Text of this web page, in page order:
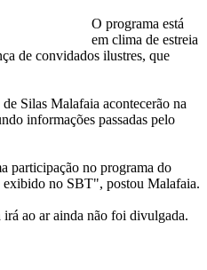
O programa está
em clima de estreia
de convidados ilustres, que
Silas Malafaia acontecerão na
informações passadas pelo
participação no programa do
no SBT", postou Malafaia.
ao ar ainda não foi divulgada.